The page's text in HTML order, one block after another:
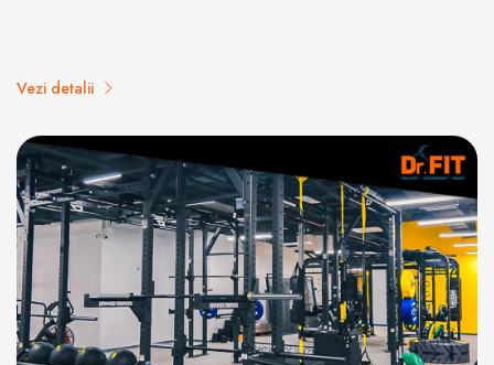
Vezi detalii